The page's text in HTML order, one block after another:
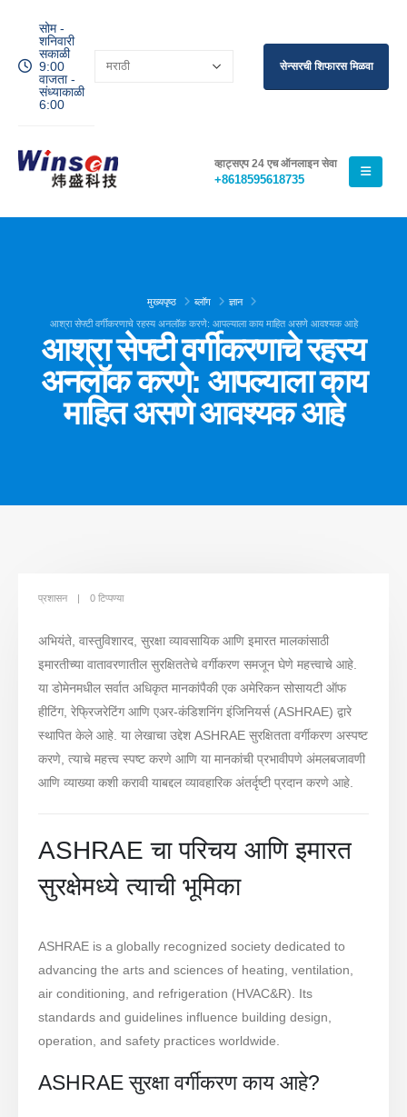
सोम -
शनिवारी
सकाळी
9:00
वाजता -
संध्याकाळी
6:00
सेन्सरची शिफारस मिळवा
व्हाट्सएप 24 एच ऑनलाइन सेवा
+8618595618735
मुख्यपृष्ठ ब्लॉग
ज्ञान
आश्रा सेफ्टी वर्गीकरणाचे रहस्य अनलॉक करणे: आपल्याला काय माहित असणे आवश्यक आहे
आश्रा सेफ्टी वर्गीकरणाचे रहस्य
अनलॉक करणे: आपल्याला काय
माहित असणे आवश्यक आहे
प्रशासन 0 टिप्पण्या
अभियंते, वास्तुविशारद, सुरक्षा व्यावसायिक आणि इमारत मालकांसाठी
इमारतीच्या वातावरणातील सुरक्षिततेचे वर्गीकरण समजून घेणे महत्त्वाचे आहे.
या डोमेनमधील सर्वात अधिकृत मानकांपैकी एक अमेरिकन सोसायटी ऑफ
हीटिंग, रेफ्रिजरेटिंग आणि एअर-कंडिशनिंग इंजिनियर्स (ASHRAE) द्वारे
स्थापित केले आहे. या लेखाचा उद्देश ASHRAE सुरक्षितता वर्गीकरण अस्पष्ट
करणे, त्याचे महत्त्व स्पष्ट करणे आणि या मानकांची प्रभावीपणे अंमलबजावणी
आणि व्याख्या कशी करावी याबद्दल व्यावहारिक अंतर्दृष्टी प्रदान करणे आहे.
ASHRAE चा परिचय आणि इमारत
सुरक्षेमध्ये त्याची भूमिका
ASHRAE is a globally recognized society dedicated to
advancing the arts and sciences of heating, ventilation,
air conditioning, and refrigeration (HVAC&R). Its
standards and guidelines influence building design,
operation, and safety practices worldwide.
ASHRAE सुरक्षा वर्गीकरण काय आहे?